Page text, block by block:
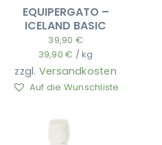
EQUIPERGATO –
ICELAND BASIC
39,90 €
39,90€ /kg
zzgl. Versandkosten
Auf die Wunschliste